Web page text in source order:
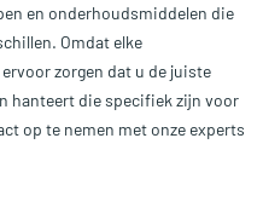
en onderhoudsmiddelen die
Omdat elke
zorgen dat u de juiste
hanteert die specifiek zijn voor
op te nemen met onze experts